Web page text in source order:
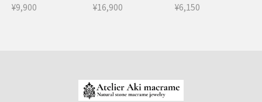
¥9,900 ¥16,900 ¥6,150